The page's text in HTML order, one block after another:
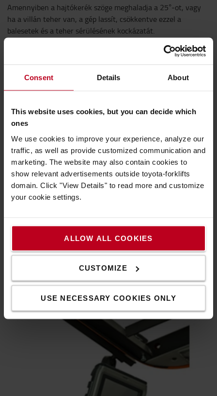
Consent Details About
This website uses cookies, but you can decide which
ones
We use cookies to improve your experience, analyze our
traffic, as well as provide customized communication and
marketing. The website may also contain cookies to
show relevant advertisements outside toyota-forklifts
domain. Click "View Details" to read more and customize
your cookie settings.
ALLOW ALL COOKIES
CUSTOMIZE
USE NECESSARY COOKIES ONLY
Amennyiben a hajtókerék szöge meghaladja a 25°-ot, vagy
ha a villán teher van, a gép lassít, csökkentve ezzel a
balesetek és a teher sérülésének kockázatát.
Tárolás
A zsugorfólia és a szerszámok a kezelő keze ügyében
tárolhatók.